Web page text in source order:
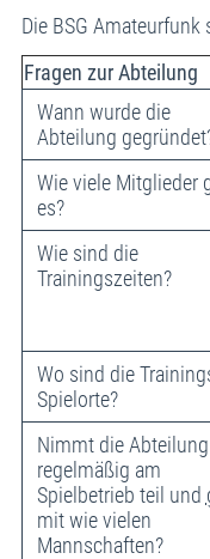
Die BSG Amateurfunk
Fragen zur Abteilung
Wann wurde die
Abteilung
Wie viele Mitglieder
es?
Wie sind die
Trainingszeiten?
Wo sind die
Spielorte?
Nimmt die Abteilung
regelmäßig am
Spielbetrieb teil und
mit wie vielen
Mannschaften?